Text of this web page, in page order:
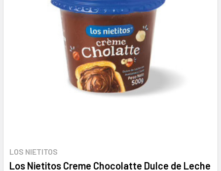
LOS NIETITOS
Los Nietitos Creme Chocolatte Dulce de Leche